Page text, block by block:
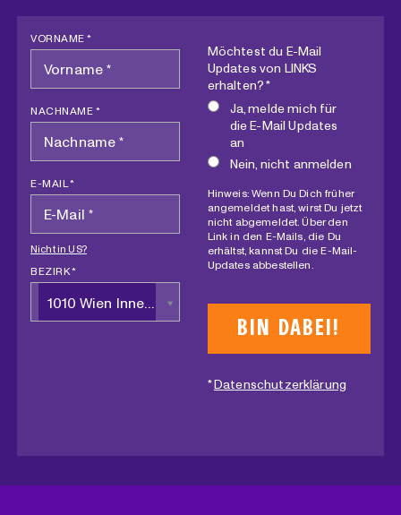
VORNAME *
NACHNAME *
E-MAIL *
Nicht inUS?
BEZIRK *
1010 Wien Innere Stadt
Möchtest du E-Mail
Updates von LINKS
erhalten? *
Ja, melde mich für
die E-Mail Updates
an
Nein, nicht anmelden
Hinweis: Wenn Du Dich früher
angemeldet hast, wirst Du jetzt
nicht abgemeldet. Über den
Link in den E-Mails, die Du
erhältst, kannst Du die E-Mail-
Updates abbestellen.
*Datenschutzerklärung